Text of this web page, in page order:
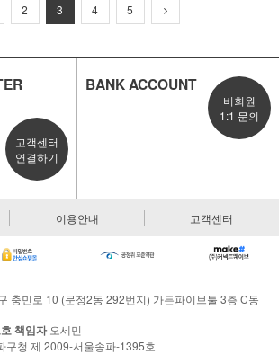
2 3 4 5
고객센터
연결하기
BANK ACCOUNT
비회원
1:1 문의
이용안내 고객센터
충민로 10 (문정2동 292번지) 가든파이브툴 3층 C동
책임자오세민
구청 제 2009-서울송파-1395호